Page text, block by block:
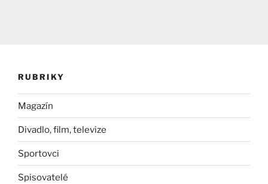
RUBRIKY
Magazín
Divadlo, film, televize
Sportovci
Spisovatelé